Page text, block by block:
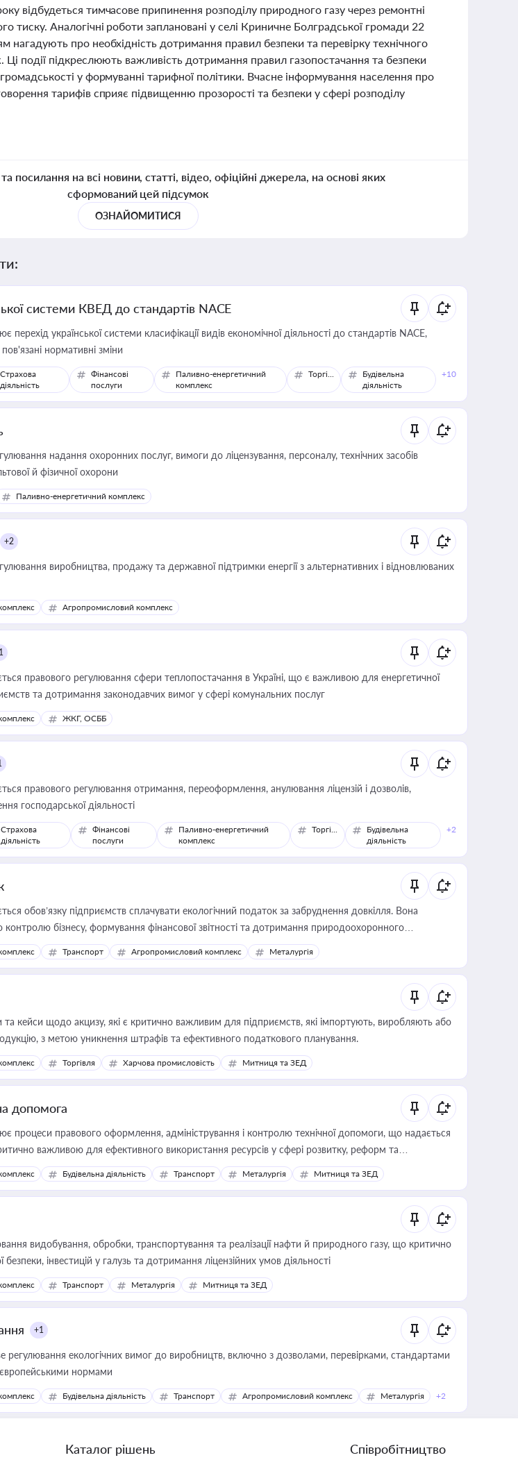
відбудеться тимчасове припинення розподілу природного газу через ремонтні
тиску. Аналогічні роботи заплановані у селі Криничне Болградської громади 22
нагадують про необхідність дотримання правил безпеки та перевірку технічного
Ці події підкреслюють важливість дотримання правил газопостачання та безпеки
у формуванні тарифної політики. Вчасне інформування населення про
тарифів сприяє підвищенню прозорості та безпеки у сфері розподілу
посилання на всі новини, статті, відео, офіційні джерела, на основі яких
сформований цей підсумок
ОЗНАЙОМИТИСЯ
системи КВЕД до стандартів NACE
перехід української системи класифікації видів економічної діяльності до стандартів NACE,
нормативні зміни
Страхова
діяльність
Фінансові
послуги
Паливно-енергетичний
комплекс
Торгівля
Будівельна
діяльність
+10
надання охоронних послуг, вимоги до ліцензування, персоналу, технічних засобів
й фізичної охорони
Паливно-енергетичний комплекс
+2
виробництва, продажу та державної підтримки енергії з альтернативних і відновлюваних
Агропромисловий комплекс
правового регулювання сфери теплопостачання в Україні, що є важливою для енергетичної
та дотримання законодавчих вимог у сфері комунальних послуг
ЖКГ, ОСББ
правового регулювання отримання, переоформлення, анулювання ліцензій і дозволів,
господарської діяльності
Страхова
діяльність
Фінансові
послуги
Паливно-енергетичний
комплекс
Торгівля
Будівельна
діяльність
+2
обов’язку підприємств сплачувати екологічний податок за забруднення довкілля. Вона
контролю бізнесу, формування фінансової звітності та дотримання природоохоронного
Транспорт Агропромисловий комплекс Металургія
кейси щодо акцизу, які є критично важливим для підприємств, які імпортують, виробляють або
з метою уникнення штрафів та ефективного податкового планування.
Торгівля Харчова промисловість Митниця та ЗЕД
допомога
процеси правового оформлення, адміністрування і контролю технічної допомоги, що надається
важливою для ефективного використання ресурсів у сфері розвитку, реформ та
Будівельна діяльність Транспорт Металургія Митниця та ЗЕД
видобування, обробки, транспортування та реалізації нафти й природного газу, що критично
інвестицій у галузь та дотримання ліцензійних умов діяльності
Транспорт Металургія Митниця та ЗЕД
+1
регулювання екологічних вимог до виробництв, включно з дозволами, перевірками, стандартами
європейськими нормами
Будівельна діяльність Транспорт Агропромисловий комплекс Металургія +2
Каталог рішень Співробітництво